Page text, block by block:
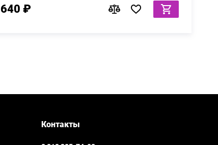
640 ₽
Контакты